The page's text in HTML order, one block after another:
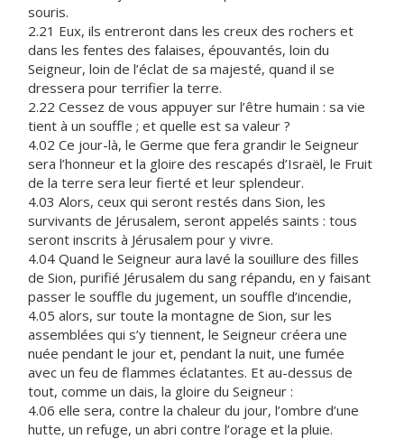
souris.
2.21 Eux, ils entreront dans les creux des rochers et
dans les fentes des falaises, épouvantés, loin du
Seigneur, loin de l’éclat de sa majesté, quand il se
dressera pour terrifier la terre.
2.22 Cessez de vous appuyer sur l’être humain : sa vie
tient à un souffle ; et quelle est sa valeur ?
4.02 Ce jour-là, le Germe que fera grandir le Seigneur
sera l’honneur et la gloire des rescapés d’Israël, le Fruit
de la terre sera leur fierté et leur splendeur.
4.03 Alors, ceux qui seront restés dans Sion, les
survivants de Jérusalem, seront appelés saints : tous
seront inscrits à Jérusalem pour y vivre.
4.04 Quand le Seigneur aura lavé la souillure des filles
de Sion, purifié Jérusalem du sang répandu, en y faisant
passer le souffle du jugement, un souffle d’incendie,
4.05 alors, sur toute la montagne de Sion, sur les
assemblées qui s’y tiennent, le Seigneur créera une
nuée pendant le jour et, pendant la nuit, une fumée
avec un feu de flammes éclatantes. Et au-dessus de
tout, comme un dais, la gloire du Seigneur :
4.06 elle sera, contre la chaleur du jour, l’ombre d’une
hutte, un refuge, un abri contre l’orage et la pluie.